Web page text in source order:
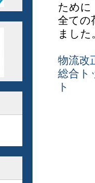
ために
全ての
まし
物流改
総合ト
ト